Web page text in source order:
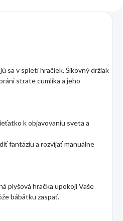
sa v spleti hračiek. Šikovný držiak
strate cumlíka a jeho
k objavovaniu sveta a
fantáziu a rozvíjať manuálne
plyšová hračka upokojí Vaše
bábätku zaspať.